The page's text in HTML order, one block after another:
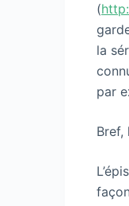
(
la
par
Bref,